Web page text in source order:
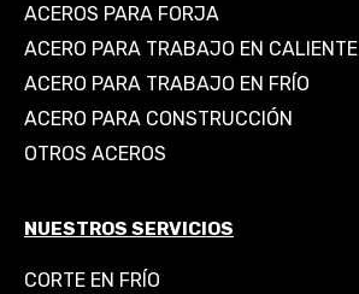
ACEROS PARA FORJA
ACERO PARA TRABAJO EN CALIENTE
ACERO PARA TRABAJO EN FRÍO
ACERO PARA CONSTRUCCIÓN
OTROS ACEROS
NUESTROS SERVICIOS
CORTE EN FRÍO